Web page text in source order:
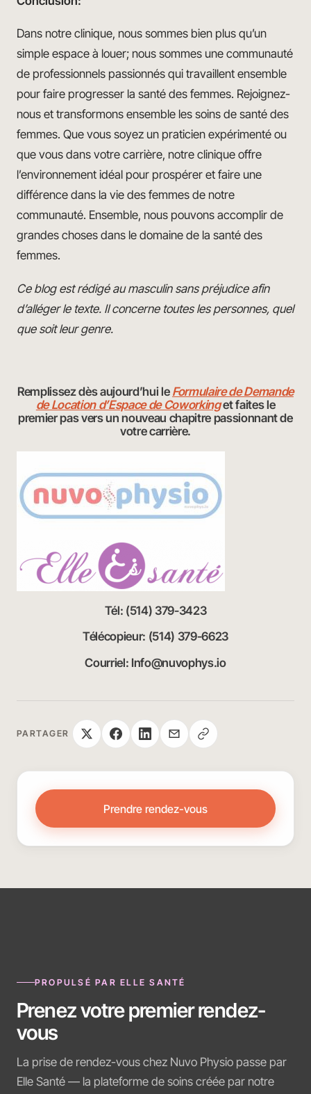
Dans notre clinique, nous sommes bien plus qu’un
simple espace à louer; nous sommes une communauté
de professionnels passionnés qui travaillent ensemble
pour faire progresser la santé des femmes. Rejoignez-
nous et transformons ensemble les soins de santé des
femmes. Que vous soyez un praticien expérimenté ou
que vous dans votre carrière, notre clinique offre
l’environnement idéal pour prospérer et faire une
différence dans la vie des femmes de notre
communauté. Ensemble, nous pouvons accomplir de
grandes choses dans le domaine de la santé des
femmes.
Ce blog est rédigé au masculin sans préjudice afin
d’alléger le texte. Il concerne toutes les personnes, quel
que soit leur genre.
Remplissez dès aujourd’hui le Formulaire de Demande
de Location d’Espace de Coworkinget faites le
premier pas vers un nouveau chapitre passionnant de
votre carrière.
Tél: (514) 379-3423
Télécopieur: (514) 379-6623
Courriel: Info@nuvophys.io
PARTAGER
Prendre rendez-vous
PROPULSÉ PAR ELLE SANTÉ
Prenez votre premier rendez-
vous
La prise de rendez-vous chez Nuvo Physio passe par
Elle Santé — la plateforme de soins créée par notre